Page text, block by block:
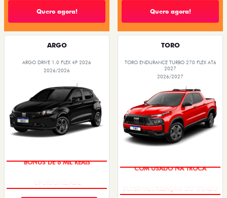
Quero agora! Quero agora!
ARGO
ARGO DRIVE 1.0 FLEX 4P 2026
2026/2026
BÔNUS DE 6 MIL REAIS
TORO
TORO ENDURANCE TURBO 270 FLEX AT6
2027
2026/2027
COM USADO NA TROCA